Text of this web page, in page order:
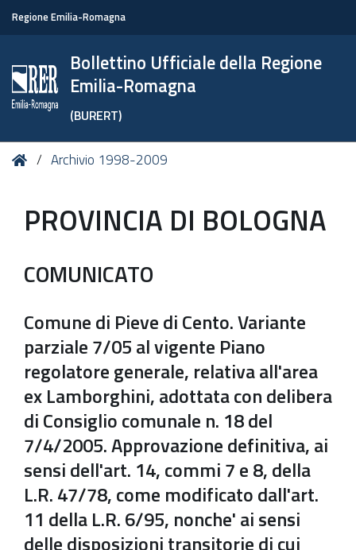
Regione Emilia-Romagna
Bollettino Ufficiale della Regione
Emilia-Romagna
(BURERT)
Tu HomeArchivio 1998-2009
PROVINCIA DI BOLOGNA
COMUNICATO
Comune di Pieve di Cento. Variante
parziale 7/05 al vigente Piano
regolatore generale, relativa all'area
ex Lamborghini, adottata con delibera
di Consiglio comunale n. 18 del
7/4/2005. Approvazione definitiva, ai
sensi dell'art. 14, commi 7 e 8, della
L.R. 47/78, come modificato dall'art.
11 della L.R. 6/95, nonche' ai sensi
delle disposizioni transitorie di cui